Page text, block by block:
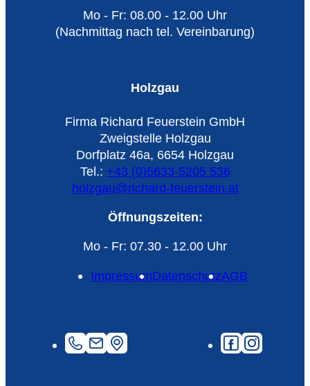
Mo - Fr: 08.00 - 12.00 Uhr
(Nachmittag nach tel. Vereinbarung)
Holzgau
Firma Richard Feuerstein GmbH
Zweigstelle Holzgau
Dorfplatz 46a, 6654 Holzgau
Tel.: +43 (0)5633-5205 536
holzgau@richard-feuerstein.at
Öffnungszeiten:
Mo - Fr: 07.30 - 12.00 Uhr
ImpressumDatenschutzAGB